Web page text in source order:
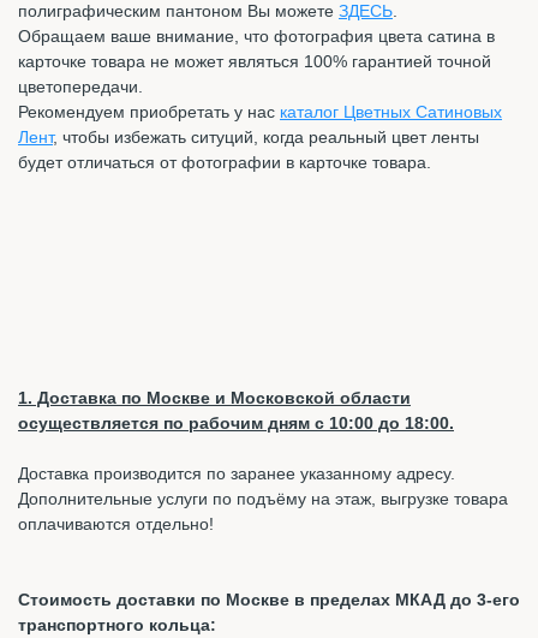
полиграфическим пантоном Вы можете ЗДЕСЬ.
Обращаем ваше внимание, что фотография цвета сатина в
карточке товара не может являться 100% гарантией точной
цветопередачи.
Рекомендуем приобретать у нас каталог Цветных Сатиновых
Лент, чтобы избежать ситуций, когда реальный цвет ленты
будет отличаться от фотографии в карточке товара.
1. Доставка по Москве и Московской области
осуществляется по рабочим дням с 10:00 до 18:00.
Доставка производится по заранее указанному адресу.
Дополнительные услуги по подъёму на этаж, выгрузке товара
оплачиваются отдельно!
Стоимость доставки по Москве в пределах МКАД до 3-его
транспортного кольца: